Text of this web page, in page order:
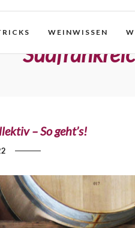
WEINWISSEN
– So geht’s!